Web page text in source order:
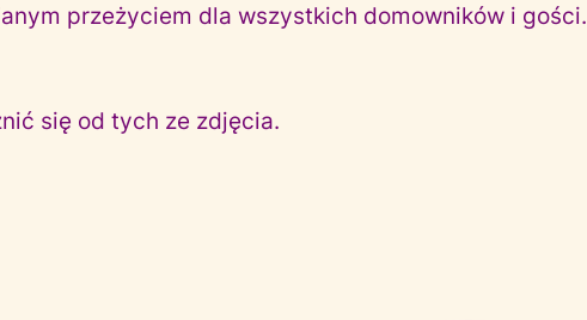
przeżyciem dla wszystkich domowników i gości.
się od tych ze zdjęcia.